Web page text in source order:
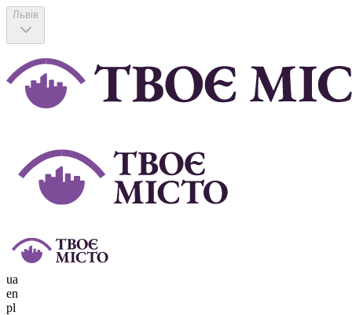
Львів
ua
en
pl